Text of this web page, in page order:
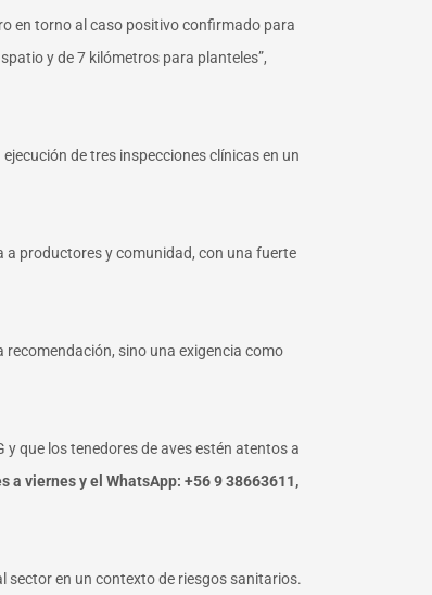
en torno al caso positivo confirmado para
y de 7 kilómetros para planteles”,
de tres inspecciones clínicas en un
a productores y comunidad, con una fuerte
recomendación, sino una exigencia como
que los tenedores de aves estén atentos a
viernes y el WhatsApp: +56 9 38663611,
en un contexto de riesgos sanitarios.